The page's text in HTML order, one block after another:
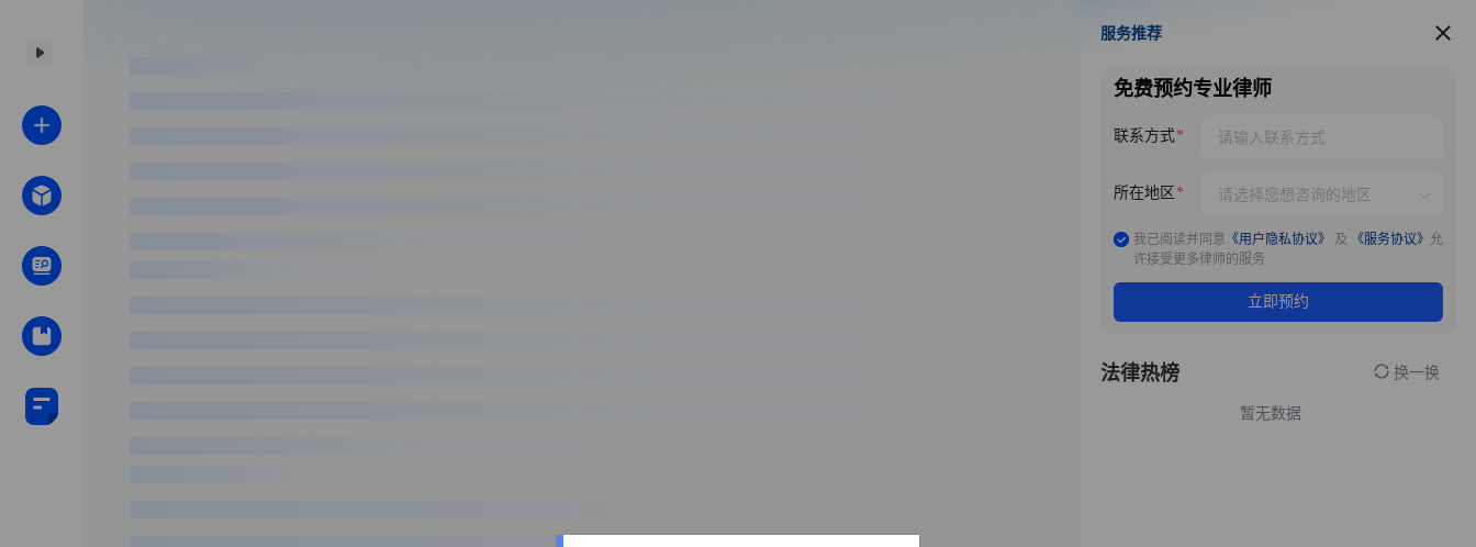
服务推荐
服务推荐
免费预约专业律师
联系方式
所在地区
我已阅读并同意 《用户隐私协议》 及 《服务协议》 允
许接受更多律师的服务
立即预约
法律热榜 换一换
暂无数据